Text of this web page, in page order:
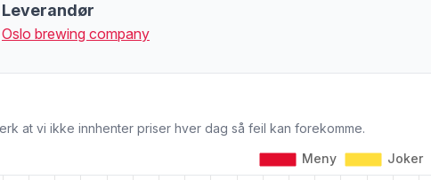
Leverandør
Oslo brewing company
at vi ikke innhenter priser hver dag så feil kan forekomme.